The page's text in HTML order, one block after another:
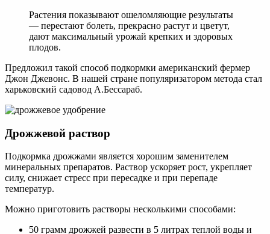
Растения показывают ошеломляющие результаты
— перестают болеть, прекрасно растут и цветут,
дают максимальный урожай крепких и здоровых
плодов.
Предложил такой способ подкормки американский фермер
Джон Джевонс. В нашей стране популяризатором метода стал
харьковский садовод А.Бессараб.
Дрожжевой раствор
Подкормка дрожжами является хорошим заменителем
минеральных препаратов. Раствор ускоряет рост, укрепляет
силу, снижает стресс при пересадке и при перепаде
температур.
Можно приготовить растворы несколькими способами:
50 грамм дрожжей развести в 5 литрах теплой воды и